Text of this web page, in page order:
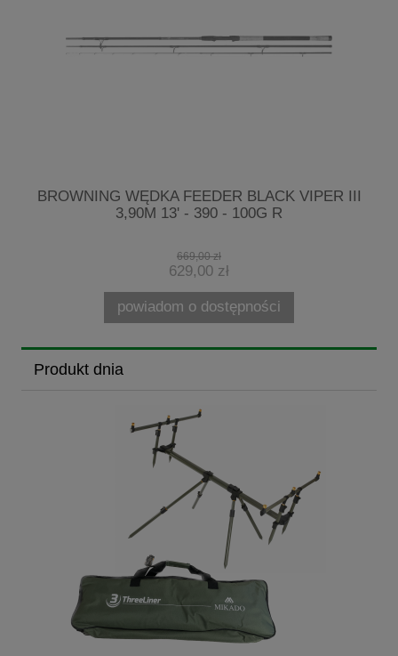
BROWNING WĘDKA FEEDER BLACK VIPER III
3,90M 13' - 390 - 100G R
669,00 zł
629,00 zł
powiadom o dostępności
Produkt dnia